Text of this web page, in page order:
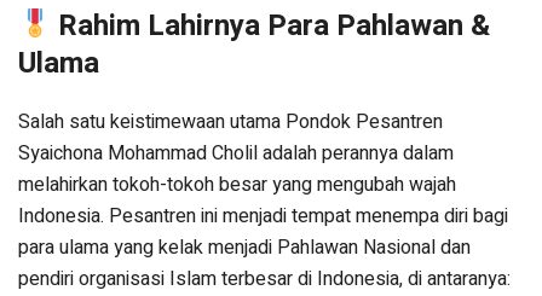
Rahim Lahirnya Para Pahlawan &
Ulama
Salah satu keistimewaan utama Pondok Pesantren
Syaichona Mohammad Cholil adalah perannya dalam
melahirkan tokoh-tokoh besar yang mengubah wajah
Indonesia. Pesantren ini menjadi tempat menempa diri bagi
para ulama yang kelak menjadi Pahlawan Nasional dan
pendiri organisasi Islam terbesar di Indonesia, di antaranya: